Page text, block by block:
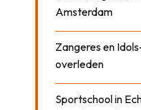
Amsterdam
Zangeres en
overleden
Sportschool in